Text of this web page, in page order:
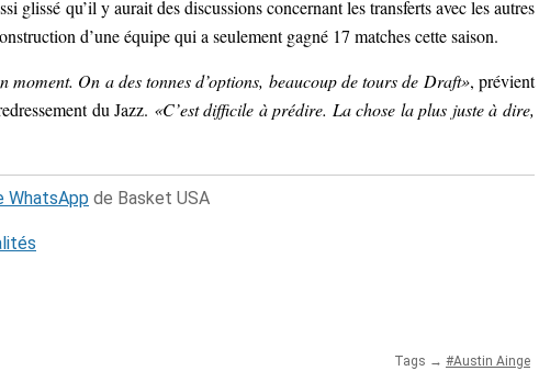
glissé qu’il y aurait des discussions concernant les transferts avec les autres
d’une équipe qui a seulement gagné 17 matches cette saison.
On a des tonnes d’options, beaucoup de tours de Draft», prévient
du Jazz. «C’est difficile à prédire. La chose la plus juste à dire,
WhatsApp de Basket USA
Tags → Austin Ainge